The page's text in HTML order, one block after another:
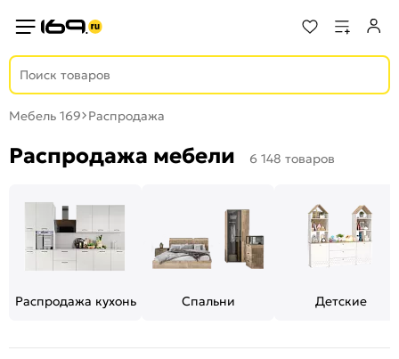
Мебель 169 Распродажа
Распродажа мебели 6 148 товаров
Распродажа кухонь Спальни Детские